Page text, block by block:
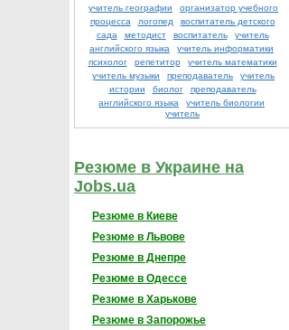
учитель географии
организатор учебного
процесса
логопед
воспитатель детского
сада
методист воспитатель
учитель
английского языка
учитель информатики
психолог
репетитор
учитель математики
учитель музыки
преподаватель
учитель
истории
биолог
преподаватель
английского языка
учитель биологии
учитель
Резюме в Украине на
Jobs.ua
Резюме в Киеве
Резюме в Львове
Резюме в Днепре
Резюме в Одессе
Резюме в Харькове
Резюме в Запорожье